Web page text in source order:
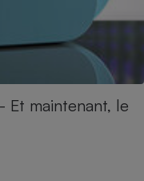
Et maintenant, le